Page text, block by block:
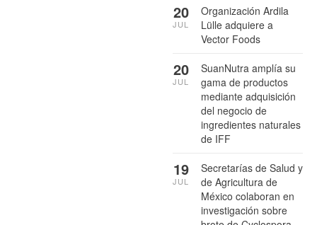
Organización Ardila
Lülle adquiere a
Vector Foods
20
JUL
SuanNutra amplía su
gama de productos
mediante adquisición
del negocio de
ingredientes naturales
de IFF
20
JUL
Secretarías de Salud y
de Agricultura de
México colaboran en
investigación sobre
19
JUL